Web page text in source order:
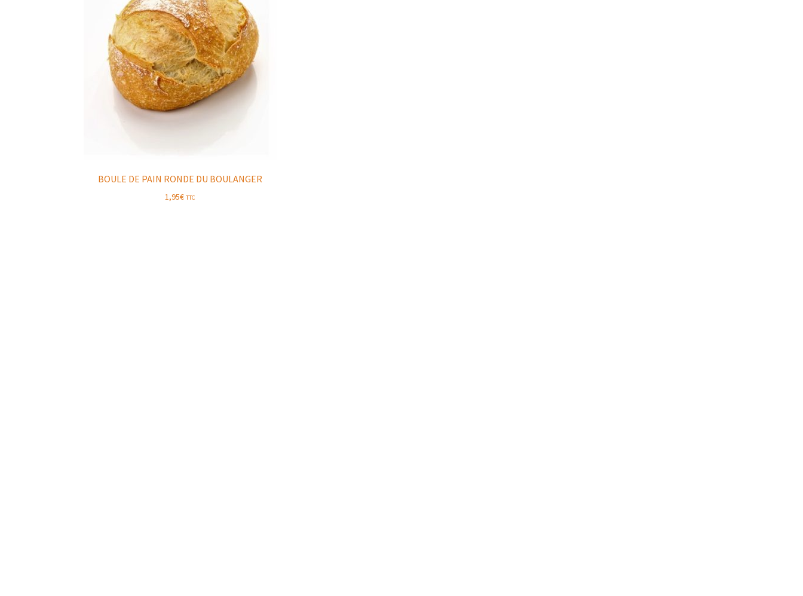
BOULE DE PAIN RONDE DU BOULANGER
1,95€ TTC